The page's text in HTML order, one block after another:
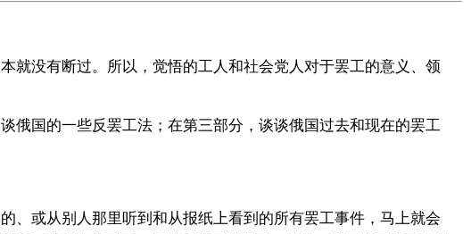
没有断过。所以，觉悟的工人和社会党人对于罢工的意义、领
国的一些反罢工法；在第三部分，谈谈俄国过去和现在的罢工
或从别人那里听到和从报纸上看到的所有罢工事件，马上就会